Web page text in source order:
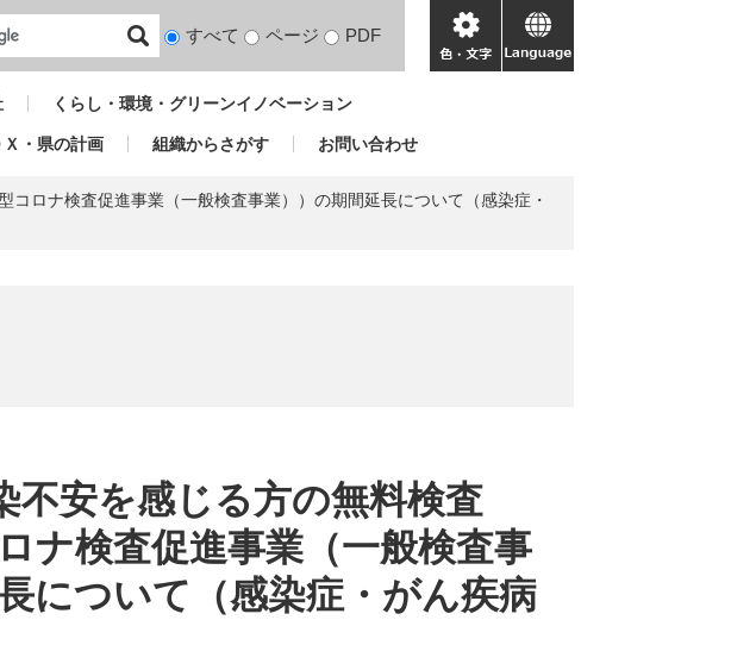
検
対
すべて ページ PDF
色・
文
language
くらし・環境・グリーンイノベーション
・県の計画 組織からさがす お問い合わせ
コロナ検査促進事業（一般検査事業））の期間延長について（感染症・
不安を感じる方の無料検査
ナ検査促進事業（一般検査事
について（感染症・がん疾病